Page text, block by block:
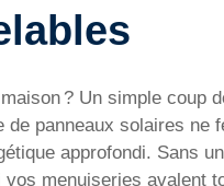
? Un simple coup
panneaux solaires ne
approfondi. Sans
menuiseries avalent